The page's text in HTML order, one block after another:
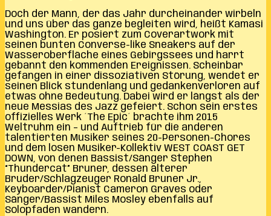
Doch der Mann, der das Jahr durcheinander wirbeln
und uns über das ganze begleiten wird, heißt Kamasi
Washington. Er posiert zum Coverartwork mit
seinen bunten Converse-like Sneakers auf der
Wasseroberfläche eines Gebirgssees und harrt
gebannt den kommenden Ereignissen. Scheinbar
gefangen in einer dissoziativen Störung, wendet er
seinen Blick stundenlang und gedankenverloren auf
etwas ohne Bedeutung. Dabei wird er längst als der
neue Messias des Jazz gefeiert. Schon sein erstes
offizielles Werk ´The Epic´ brachte ihm 2015
Weltruhm ein – und Auftrieb für die anderen
talentierten Musiker seines 20-Personen-Chores
und dem losen Musiker-Kollektiv WEST COAST GET
DOWN, von denen Bassist/Sänger Stephen
“Thundercat” Bruner, dessen älterer
Bruder/Schlagzeuger Ronald Bruner Jr.,
Keyboarder/Pianist Cameron Graves oder
Sänger/Bassist Miles Mosley ebenfalls auf
Solopfaden wandern.